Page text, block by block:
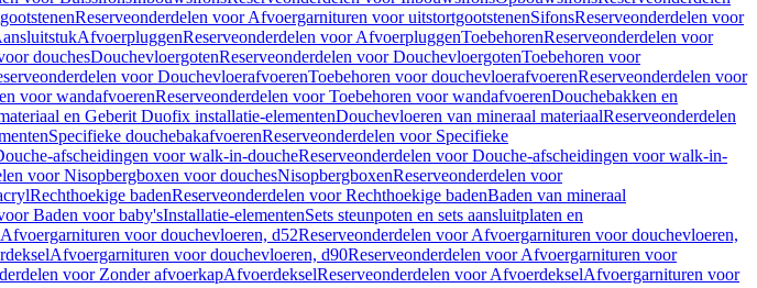
Reserveonderdelen voor Afvoergarnituren voor uitstortgootstenenSifonsReserveonderdelen voor
AfvoerpluggenReserveonderdelen voor AfvoerpluggenToebehorenReserveonderdelen voor
douchesDouchevloergotenReserveonderdelen voor DouchevloergotenToebehoren voor
voor DouchevloerafvoerenToebehoren voor douchevloerafvoerenReserveonderdelen voor
voor wandafvoerenReserveonderdelen voor Toebehoren voor wandafvoerenDouchebakken en
en Geberit Duofix installatie-elementenDouchevloeren van mineraal materiaalReserveonderdelen
Specifieke douchebakafvoerenReserveonderdelen voor Specifieke
afscheidingen voor walk-in-doucheReserveonderdelen voor Douche-afscheidingen voor walk-in-
voor Nisopbergboxen voor douchesNisopbergboxenReserveonderdelen voor
Rechthoekige badenReserveonderdelen voor Rechthoekige badenBaden van mineraal
Baden voor baby'sInstallatie-elementenSets steunpoten en sets aansluitplaten en
Afvoergarnituren voor douchevloeren, d52Reserveonderdelen voor Afvoergarnituren voor douchevloeren,
Afvoergarnituren voor douchevloeren, d90Reserveonderdelen voor Afvoergarnituren voor
voor Zonder afvoerkapAfvoerdekselReserveonderdelen voor AfvoerdekselAfvoergarnituren voor